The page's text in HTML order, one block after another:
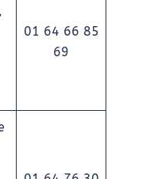
01 64 66 85
69